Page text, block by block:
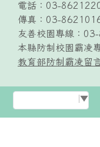
電話：03-
傳真：03-
友善校園專線：
本縣防制校園霸凌
教育部防制霸凌留
▼